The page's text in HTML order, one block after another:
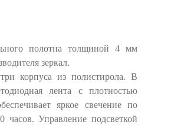
полотна толщиной 4 мм
зеркал.
корпуса из полистирола. В
лента с плотностью
яркое свечение по
Управление подсветкой